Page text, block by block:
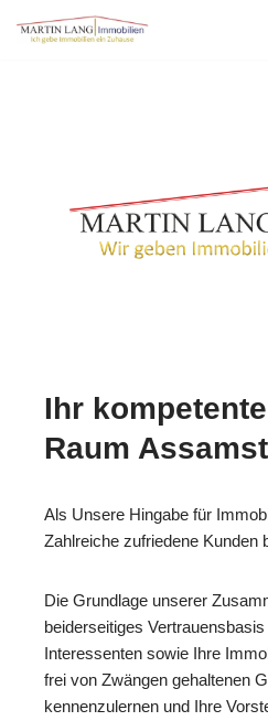
Ihr
Raum
Als Unsere Hingabe für
Zahlreiche zufriedene Kunden
Die Grundlage unserer
beiderseitiges
Interessenten sowie Ihre
frei von Zwängen gehaltenen
kennenzulernen und Ihre